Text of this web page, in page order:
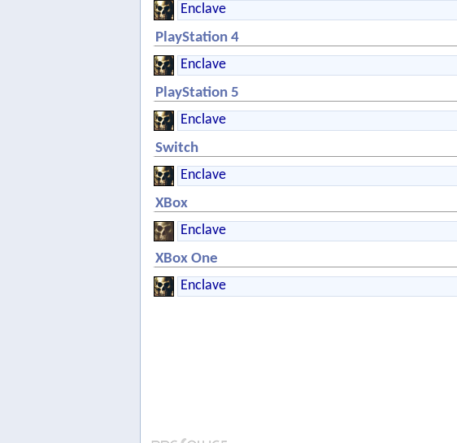
Enclave
PlayStation 4
Enclave
PlayStation 5
Enclave
Switch
Enclave
XBox
Enclave
XBox One
Enclave